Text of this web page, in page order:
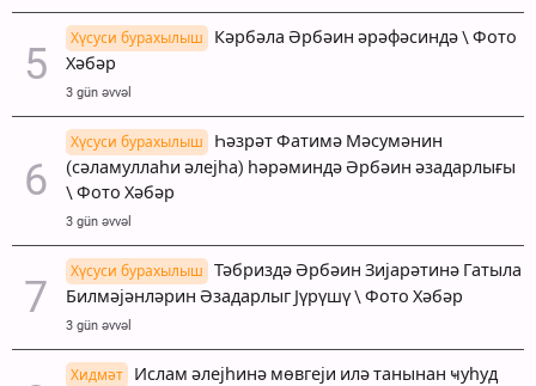
Хүсуси бурахылыш
Кәрбәла Әрбәин әрәфәсиндә \ Фото
Хәбәр
3 gün əvvəl
Хүсуси бурахылыш
Һәзрәт Фатимә Мәсумәнин
(сәламуллаһи әлејһа) һәрәминдә Әрбәин әзадарлығы
\ Фото Хәбәр
3 gün əvvəl
Хүсуси бурахылыш
Тәбриздә Әрбәин Зијарәтинә Гатыла
Билмәјәнләрин Әзадарлыг Јүрүшү \ Фото Хәбәр
3 gün əvvəl
Хидмәт
Ислам әлејһинә мөвгеји илә танынан ҹуһуд